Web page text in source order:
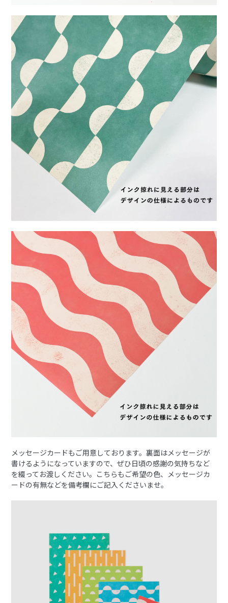
メッセージカードもご用意しております。裏面はメッセージが
書けるようになっていますので、ぜひ日頃の感謝の気持ちなど
を綴ってお渡しください。こちらもご希望の色、メッセージカ
ードの有無などを備考欄にご記入くださいませ。